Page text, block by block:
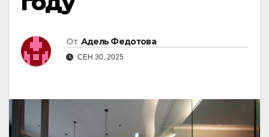
От Адель Федотова
СЕН 30, 2025